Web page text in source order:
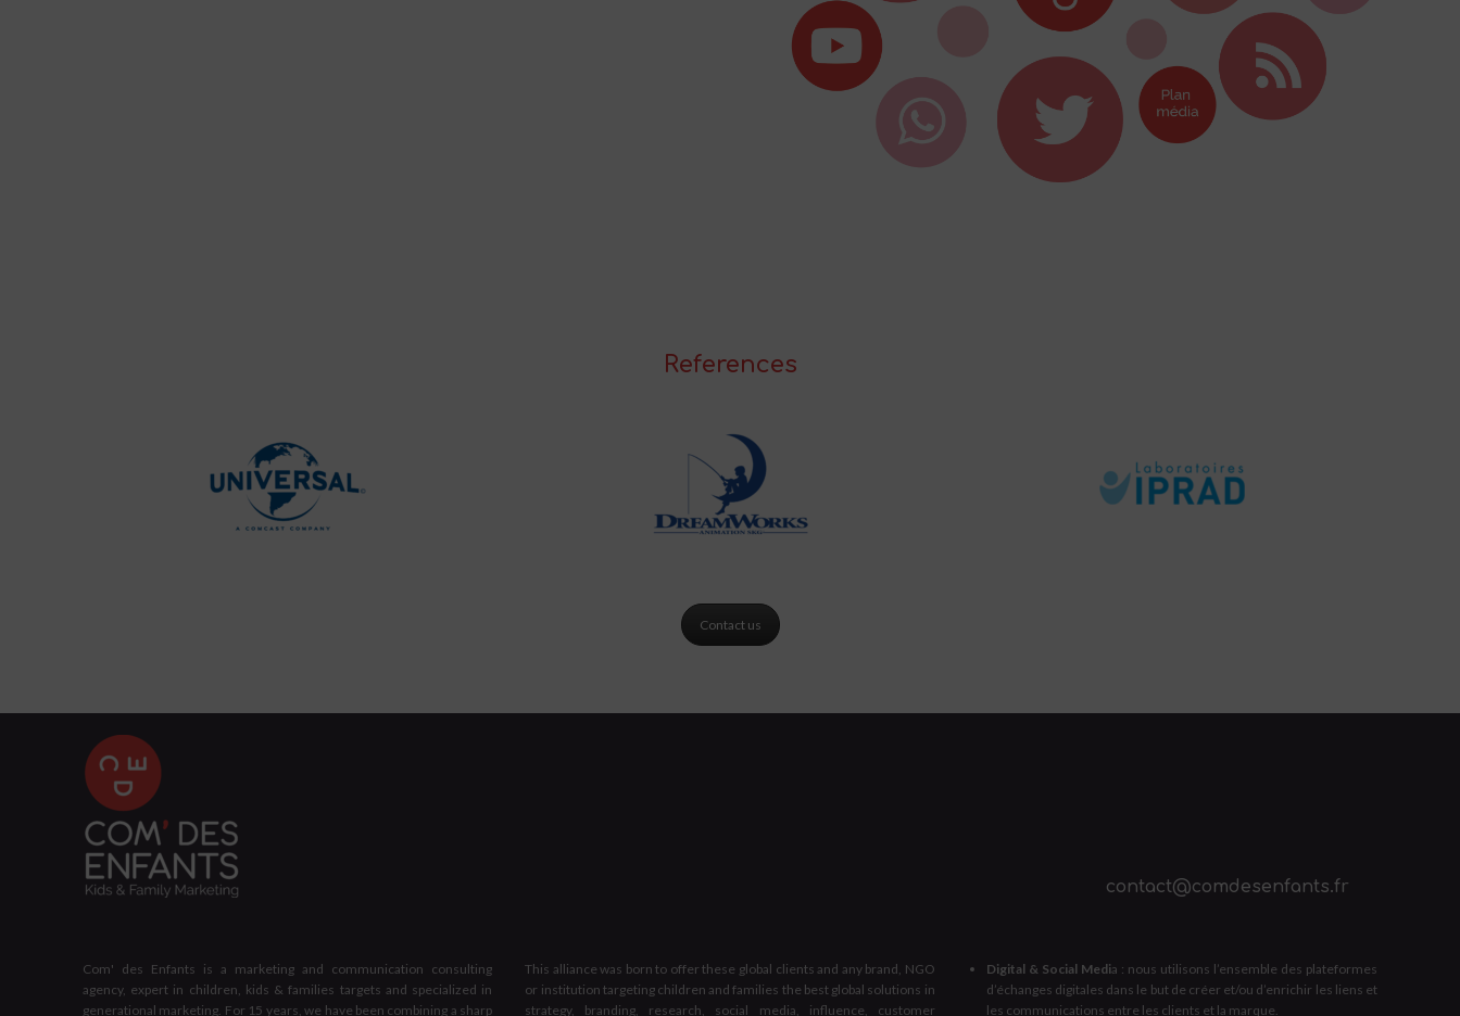
References
Contact us
contact@comdesenfants.fr
Com' des Enfants is a marketing and communication consulting
agency, expert in children, kids & families targets and specialized in
generational marketing. For 15 years, we have been combining a sharp
This alliance was born to offer these global clients and any brand, NGO
or institution targeting children and families the best global solutions in
strategy, branding, research, social media, influence, customer
Digital & Social Media : nous utilisons l’ensemble des plateformes
d’échanges digitales dans le but de créer et/ou d’enrichir les liens et
les communications entre les clients et la marque.